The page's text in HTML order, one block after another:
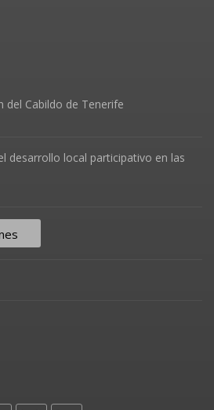
del Cabildo de Tenerife
desarrollo local participativo en las